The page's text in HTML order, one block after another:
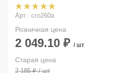
Арт.: сго260а
Розничная цена
2 049.10 ₽ / шт
Старая цена
2 185₽/ шт